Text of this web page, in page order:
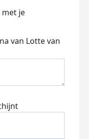
met je
van Lotte van